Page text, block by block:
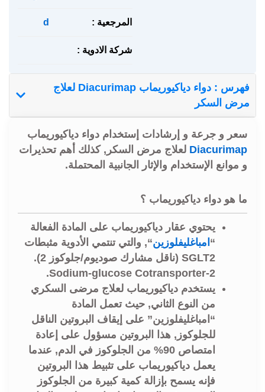
المرجعية : d
شركة الادوية :
فهرس : دواء دياكيوريماب Diacurimap لعلاج
مرض السكر
سعر و جرعة و إرشادات إستخدام دواء دياكيوريماب
Diacurimap لعلاج مرض السكر, كذلك أهم تحذيرات
و موانع الإستخدام والإثار الجانبية المحتملة.
ما هو دواء دياكيوريماب ؟
يحتوي عقار دياكيوريماب على المادة الفعالة
“ امباغليفلوزين“, والتي تنتمي الأدوية مثبطات
SGLT2 (ناقل مشارك صوديوم/جلوكوز 2).
Sodium-glucose Cotransporter-2.
يستخدم دياكيوريماب لعلاج مرضى السكري
من النوع الثاني, حيث تعمل المادة
“امباغليفلوزين” على إيقاف البروتين الناقل
للجلوكوز, هذا البروتين مسؤول على إعادة
امتصاص 90% من الجلوكوز في الدم, عندما
يعمل دياكيوريماب على تثبيط هذا البروتين
فإنه يسمح بإزالة كمية كبيرة من الجلوكوز